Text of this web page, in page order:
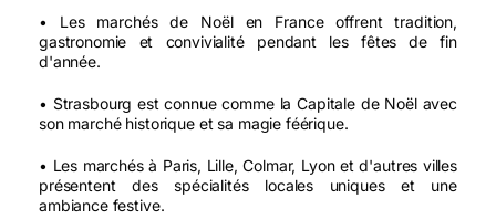
• Les marchés de Noël en France offrent tradition,
gastronomie et convivialité pendant les fêtes de fin
d'année.
• Strasbourg est connue comme la Capitale de Noël avec
son marché historique et sa magie féérique.
• Les marchés à Paris, Lille, Colmar, Lyon et d'autres villes
présentent des spécialités locales uniques et une
ambiance festive.